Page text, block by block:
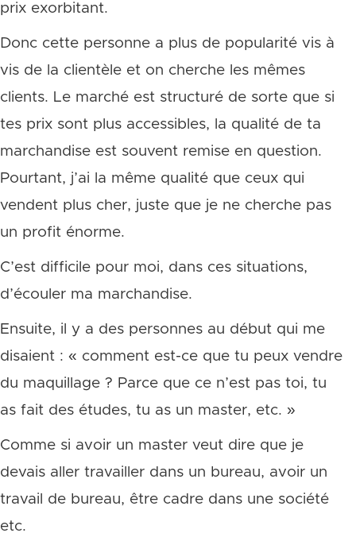
prix exorbitant.
Donc cette personne a plus de popularité vis à
vis de la clientèle et on cherche les mêmes
clients. Le marché est structuré de sorte que si
tes prix sont plus accessibles, la qualité de ta
marchandise est souvent remise en question.
Pourtant, j’ai la même qualité que ceux qui
vendent plus cher, juste que je ne cherche pas
un profit énorme.
C’est difficile pour moi, dans ces situations,
d’écouler ma marchandise.
Ensuite, il y a des personnes au début qui me
disaient : « comment est-ce que tu peux vendre
du maquillage ? Parce que ce n’est pas toi, tu
as fait des études, tu as un master, etc. »
Comme si avoir un master veut dire que je
devais aller travailler dans un bureau, avoir un
travail de bureau, être cadre dans une société
etc.